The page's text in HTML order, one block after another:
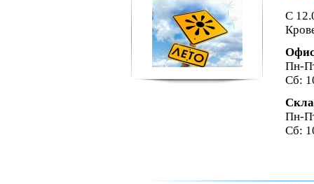
С
Пн-
Сб:
Пн-
Сб: